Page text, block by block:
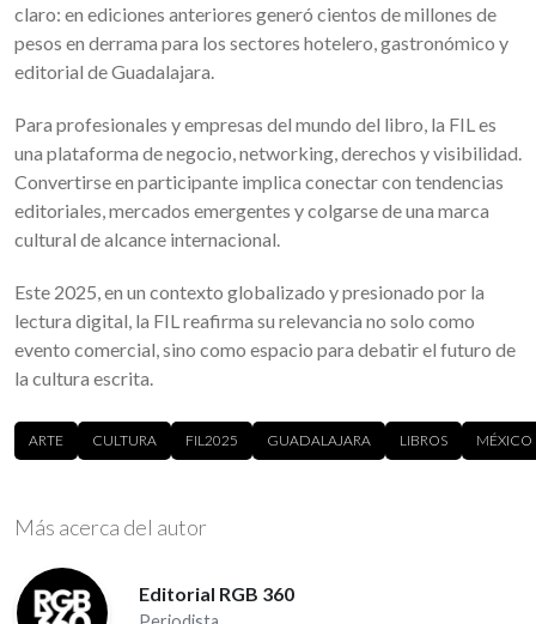
claro: en ediciones anteriores generó cientos de millones de
pesos en derrama para los sectores hotelero, gastronómico y
editorial de Guadalajara.
Para profesionales y empresas del mundo del libro, la FIL es
una plataforma de negocio, networking, derechos y visibilidad.
Convertirse en participante implica conectar con tendencias
editoriales, mercados emergentes y colgarse de una marca
cultural de alcance internacional.
Este 2025, en un contexto globalizado y presionado por la
lectura digital, la FIL reafirma su relevancia no solo como
evento comercial, sino como espacio para debatir el futuro de
la cultura escrita.
ARTE CULTURA FIL2025 GUADALAJARA LIBROS MÉXICO
Más acerca del autor
Editorial RGB 360